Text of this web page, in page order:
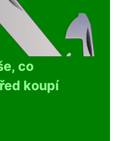
co
koupí